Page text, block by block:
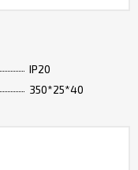
IP20
350*25*40